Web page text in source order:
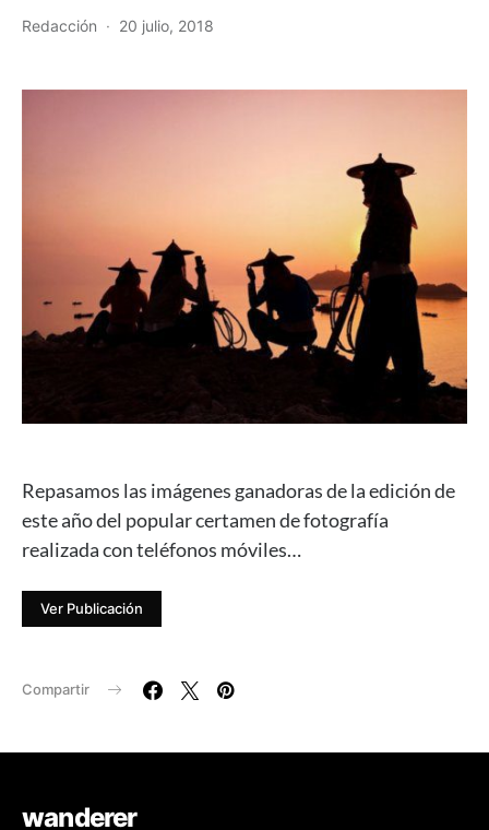
Redacción 20 julio, 2018
Repasamos las imágenes ganadoras de la edición de
este año del popular certamen de fotografía
realizada con teléfonos móviles…
Ver Publicación
Compartir
wanderer